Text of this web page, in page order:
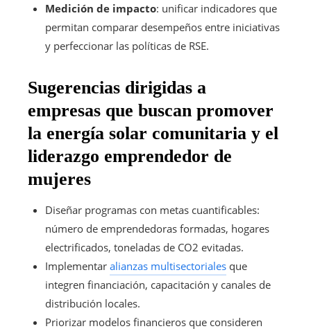
Medición de impacto: unificar indicadores que
permitan comparar desempeños entre iniciativas
y perfeccionar las políticas de RSE.
Sugerencias dirigidas a
empresas que buscan promover
la energía solar comunitaria y el
liderazgo emprendedor de
mujeres
Diseñar programas con metas cuantificables:
número de emprendedoras formadas, hogares
electrificados, toneladas de CO2 evitadas.
Implementar alianzas multisectoriales que
integren financiación, capacitación y canales de
distribución locales.
Priorizar modelos financieros que consideren